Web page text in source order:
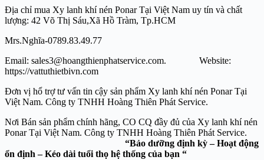
Địa chỉ mua Xy lanh khí nén Ponar Tại Việt Nam uy tín và chất
lượng: 42 Võ Thị Sáu,Xã Hồ Tràm, Tp.HCM
Mrs.Nghĩa-0789.83.49.77
Email: sales3@hoangthienphatservice.com. Website:
https://vattuthietbivn.com
Đơn vị hổ trợ tư vấn tin cậy sản phẩm Xy lanh khí nén Ponar Tại
Việt Nam. Công ty TNHH Hoàng Thiên Phát Service.
Nơi Bán sản phẩm chính hãng, CO CQ đầy đủ của Xy lanh khí nén
Ponar Tại Việt Nam. Công ty TNHH Hoàng Thiên Phát Service.
“Bảo dưỡng định kỳ – Hoạt động
ổn định – Kéo dài tuổi thọ hệ thống của bạn “